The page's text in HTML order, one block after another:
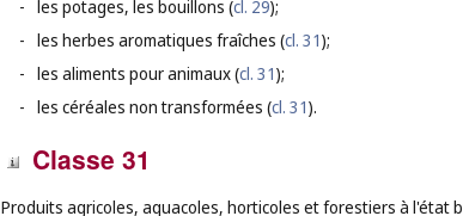
- les potages, les bouillons (cl. 29);
- les herbes aromatiques fraîches (cl. 31);
- les aliments pour animaux (cl. 31);
- les céréales non transformées (cl. 31).
Classe 31
Produits agricoles, aquacoles, horticoles et forestiers à